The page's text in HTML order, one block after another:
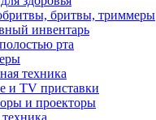
бритвы, триммеры
инвентарь
рта
техника
и TV приставки
и проекторы